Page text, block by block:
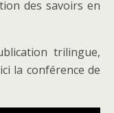
des savoirs en
trilingue,
la conférence de